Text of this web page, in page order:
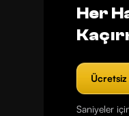
Her
Saniyeler